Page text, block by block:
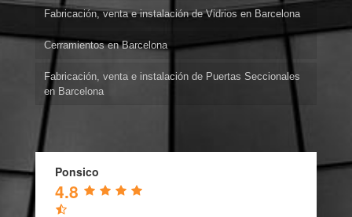
Fabricación, venta e instalación de Vidrios en Barcelona
Cerramientos en Barcelona
Fabricación, venta e instalación de Puertas Seccionales
en Barcelona
Ponsico
4.8